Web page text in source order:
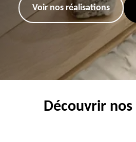
Voir nos réalisations
Découvrir nos